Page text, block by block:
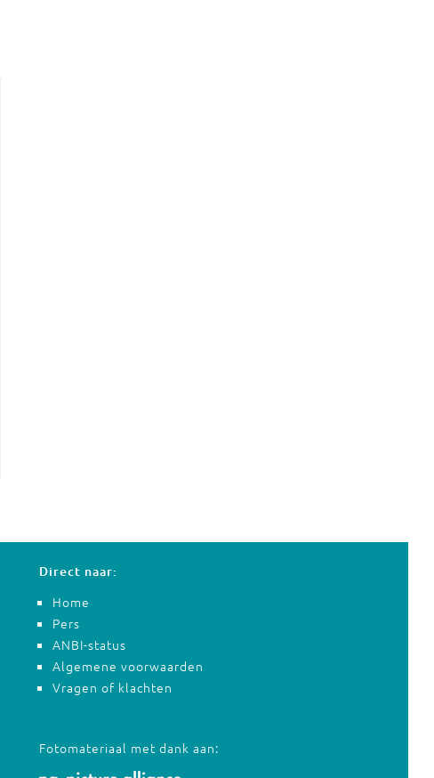
Direct naar:
Home
Pers
ANBI-status
Algemene voorwaarden
Vragen of klachten
Fotomateriaal met dank aan: